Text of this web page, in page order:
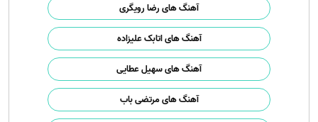
آهنگ های رضا رویگری
آهنگ های اتابک علیزاده
آهنگ های سهیل عطایی
آهنگ های مرتضی باب